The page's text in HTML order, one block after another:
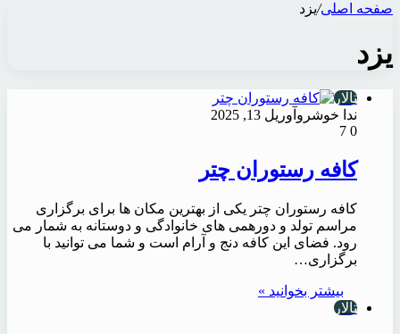
صفحه اصلی/یزد
یزد
تالار
ندا خوشرو آوریل 13, 2025
0
کافه رستوران چتر
کافه رستوران چتر یکی از بهترین مکان ها برای برگزاری
مراسم تولد و دورهمی های خانوادگی و دوستانه به شمار می
رود. فضای این کافه دنج و آرام است و شما می توانید با
برگزاری…
بیشتر بخوانید »
تالار